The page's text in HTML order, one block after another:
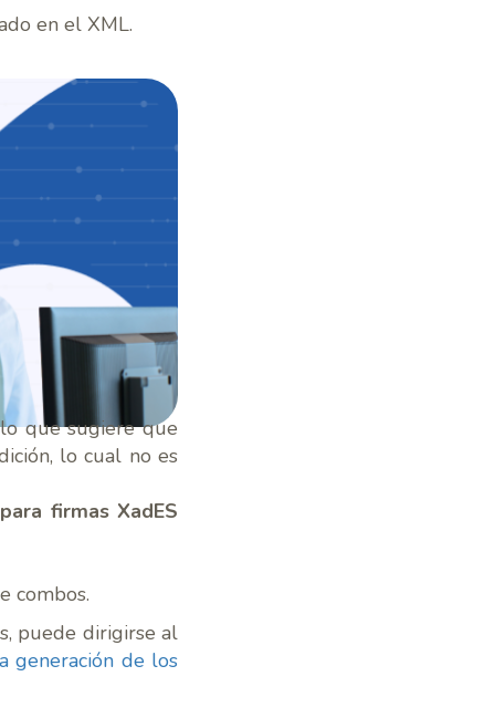
en el XML.
que sugiere que
lo cual no es
firmas XadES
combos.
puede dirigirse al
generación de los